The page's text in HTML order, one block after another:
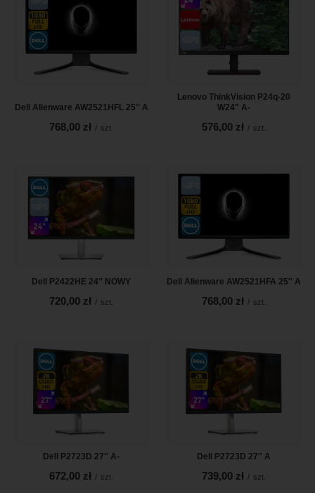
Dell Alienware AW2521HFL 25'' A
768,00 zł / szt.
Lenovo ThinkVision P24q-20
W24" A-
576,00 zł / szt.
Dell P2422HE 24'' NOWY
720,00 zł / szt.
Dell Alienware AW2521HFA 25'' A
768,00 zł / szt.
Dell P2723D 27'' A-
672,00 zł / szt.
Dell P2723D 27'' A
739,00 zł / szt.